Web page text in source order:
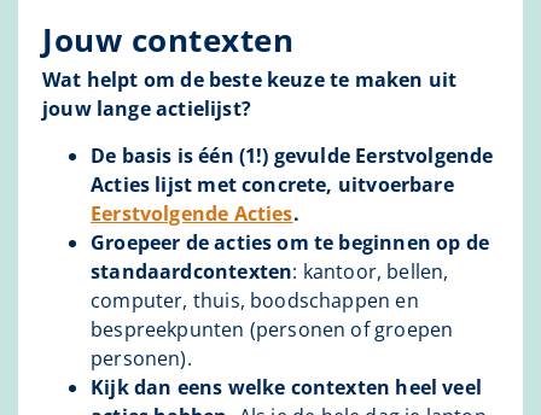
Jouw contexten
Wat helpt om de beste keuze te maken uit
jouw lange actielijst?
De basis is één (1!) gevulde Eerstvolgende
Acties lijst met concrete, uitvoerbare
Eerstvolgende Acties.
Groepeer de acties om te beginnen op de
standaardcontexten: kantoor, bellen,
computer, thuis, boodschappen en
bespreekpunten (personen of groepen
personen).
Kijk dan eens welke contexten heel veel